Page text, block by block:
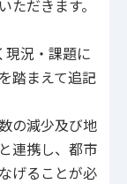
だきます。
現況・課題に
踏まえて追記
の減少及び地
連携し、都市
げることが必